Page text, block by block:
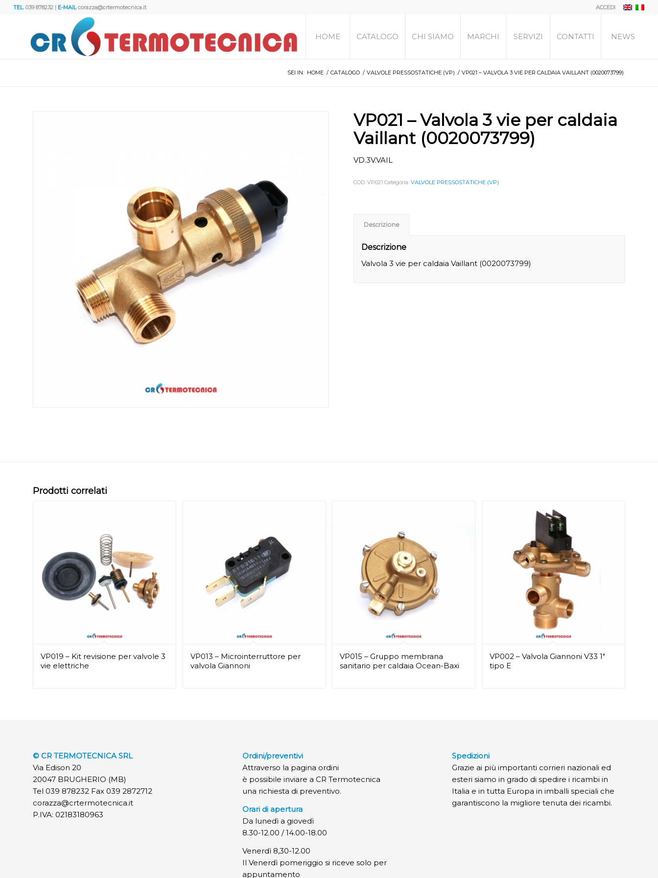
ACCEDI
TEL.039 878232 | E-MAILcorazza@crtermotecnica.it
HOME CATALOGO CHI SIAMO MARCHI SERVIZI CONTATTI NEWS
SEI IN: HOME / CATALOGO / VALVOLE PRESSOSTATICHE (VP) / VP021 – VALVOLA 3 VIE PER CALDAIA VAILLANT (0020073799)
VP021 – Valvola 3 vie per caldaia
Vaillant (0020073799)
VD.3V.VAIL
COD: VP021 Categoria: VALVOLE PRESSOSTATICHE (VP)
Descrizione
Descrizione
Valvola 3 vie per caldaia Vaillant (0020073799)
Prodotti correlati
VP019 – Kit revisione per valvole 3
vie elettriche
VP013 – Microinterruttore per
valvola Giannoni
VP015 – Gruppo membrana
sanitario per caldaia Ocean-Baxi
VP002 – Valvola Giannoni V33 1″
tipo E
© CR TERMOTECNICA SRL
Via Edison 20
20047 BRUGHERIO (MB)
Tel 039 878232 Fax 039 2872712
corazza@crtermotecnica.it
P.IVA: 02183180963
Ordini/preventivi
Attraverso la pagina ordini
è possibile inviare a CR Termotecnica
una richiesta di preventivo.
Orari di apertura
Da lunedì a giovedì
8.30-12.00 / 14.00-18.00
Venerdì 8,30-12.00
Il Venerdì pomeriggio si riceve solo per
appuntamento
Spedizioni
Grazie ai più importanti corrieri nazionali ed
esteri siamo in grado di spedire i ricambi in
Italia e in tutta Europa in imballi speciali che
garantiscono la migliore tenuta dei ricambi.